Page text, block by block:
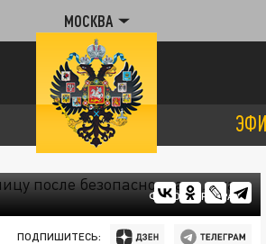
МОСКВА
ФОТО: ЦАРЬГРАД
ПОДПИШИТЕСЬ: